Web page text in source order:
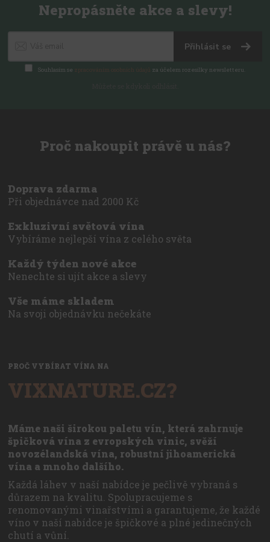
Nepropásněte akce a slevy!
Přihlásit se
Souhlasím se zpracováním osobních údajů za účelem rozesílky newsletteru.
Proč nakoupit právě u nás?
Doprava zdarma
Při objednávce nad 2000 Kč
Exkluzivní světová vína
Vybíráme nejlepší vína z celého světa
Každý týden nové akce
Nenechte si ujít akce a slevy
Vše máme skladem
Na svoji objednávku nečekáte
PROČ VYBÍRAT VÍNA NA
VIXNATURE.CZ?
Máme naši širokou paletu vín, která zahrnuje
špičková vína z evropských vinic, svěží
novozélandská vína, robustní jihoamerická
vína a mnoho dalšího.
Každá láhev v naší nabídce je pečlivě vybraná s
důrazem na kvalitu. Spolupracujeme s
renomovanými vinařstvími a garantujeme, že každé
víno v naší nabídce je špičkové a plné jedinečných
chutí a vůní.